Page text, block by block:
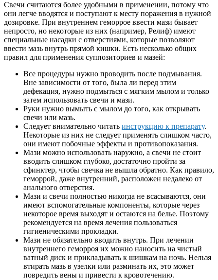
Свечи считаются более удобными в применении, потому что
они легче вводятся и поступают к месту поражения в нужной
дозировке. При внутреннем геморрое ввести мази бывает
непросто, но некоторые из них (например, Релиф) имеют
специальные насадки с отверстиями, которые позволяют
ввести мазь внутрь прямой кишки. Есть несколько общих
правил для применения суппозиториев и мазей:
Все процедуры нужно проводить после подмывания.
Вне зависимости от того, была ли перед этим
дефекация, нужно подмыться с мягким мылом и только
затем использовать свечи и мази.
Руки нужно вымыть с мылом до того, как открывать
свечи или мазь.
Следует внимательно читать инструкцию к препарату.
Некоторые из них не следует применять слишком часто,
они имеют побочные эффекты и противопоказания.
Мази можно использовать наружно, а свечи не стоит
вводить слишком глубоко, достаточно пройти за
сфинктер, чтобы свечка не вышла обратно. Как правило,
геморрой, даже внутренний, расположен недалеко от
анального отверстия.
Мази и свечи полностью никогда не всасываются, они
имеют вспомогательные компоненты, которые через
некоторое время выходят и остаются на белье. Поэтому
рекомендуется на время лечения пользоваться
гигиеническими прокладки.
Мази не обязательно вводить внутрь. При лечении
внутреннего геморроя их можно наносить на чистый
ватный диск и прикладывать к шишкам на ночь. Нельзя
втирать мазь в узелки или разминать их, это может
повредить вены и привести к кровотечению.